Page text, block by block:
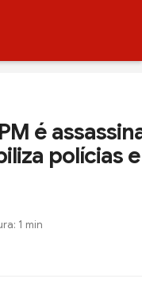
é
polícias
1 min